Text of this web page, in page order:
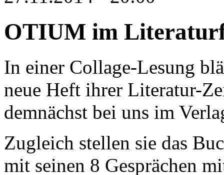
OTIUM im
In einer Collage-Lesung
neue Heft ihrer Literatur-
demnächst bei uns im
Zugleich stellen sie das
mit seinen 8 Gesprächen